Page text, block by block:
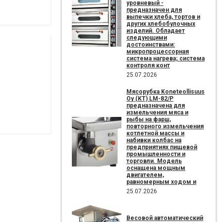
уровневый -
предназначен для
выпечки хлеба, тортов и
других хлебобулочных
изделий. Обладает
следующими
достоинствами:
микропроцессорная
система нагрева; система
контроля конт
25.07.2026
Мясорубка Koneteollisuus
Oy (KT)​ LM-82/P
предназначена для
измельчения мяса и
рыбы на фарш,
повторного измельчения
котлетной массы и
набивки колбас на
предприятиях пищевой
промышленности и
торговли. Модель
оснащена мощным
двигателем,
равномерным ходом и
25.07.2026
Весовой автоматический